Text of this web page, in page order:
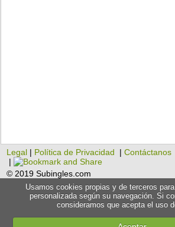
Legal | Política de Privacidad |Contáctanos
|
© 2019 Subingles.com
Usamos cookies propias y de terceros
personalizada según su navegación. Si
consideramos que acepta el uso